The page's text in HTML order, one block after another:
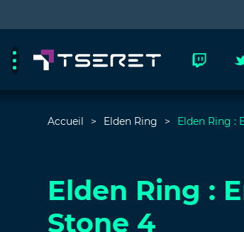
Accueil Elden Ring Elden Ring :
Elden Ring :
Stone 4